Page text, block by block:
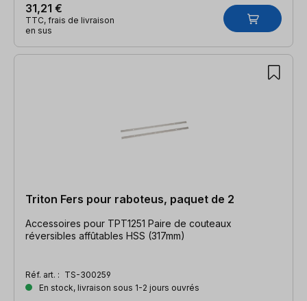
31,21 €
TTC, frais de livraison
en sus
Triton Fers pour raboteus, paquet de 2
Accessoires pour TPT1251 Paire de couteaux
réversibles affûtables HSS (317mm)
Réf. art. : TS-300259
En stock, livraison sous 1-2 jours ouvrés